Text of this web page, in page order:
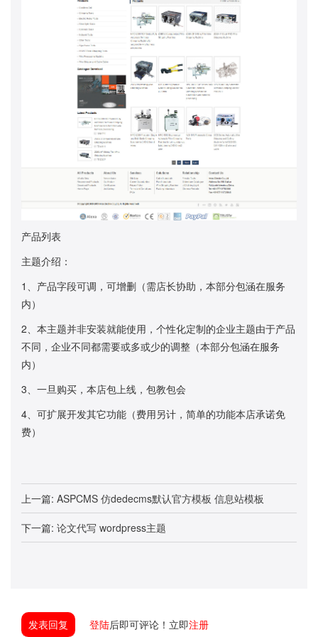
产品列表
主题介绍：
1、产品字段可调，可增删（需店长协助，本部分包涵在服务
内）
2、本主题并非安装就能使用，个性化定制的企业主题由于产品
不同，企业不同都需要或多或少的调整（本部分包涵在服务
内）
3、一旦购买，本店包上线，包教包会
4、可扩展开发其它功能（费用另计，简单的功能本店承诺免
费）
上一篇: ASPCMS 仿dedecms默认官方模板 信息站模板
下一篇: 论文代写 wordpress主题
发表回复 登陆后即可评论！立即注册